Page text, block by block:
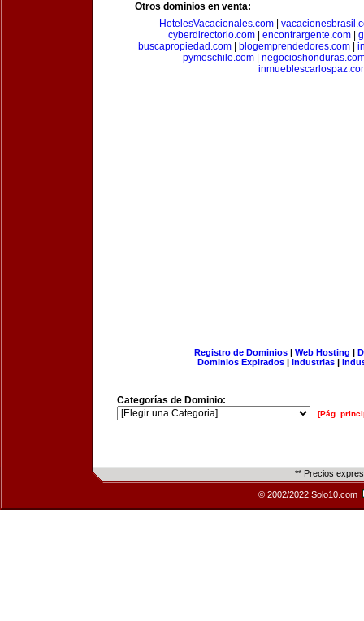
Otros dominios en venta:
HotelesVacacionales.com|
cyberdirectorio.com| encontrargente.com|
buscapropiedad.com| blogemprendedores.com|
pymeschile.com|
Registro de Dominios| Web Hosting |
Dominios Expirados | Industrias |
Categorías de Dominio:
[Pág.
** Precios
© 2002/2022 Solo10.com